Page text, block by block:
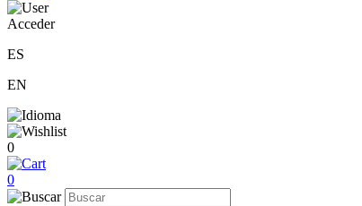
Acceder
ES
EN
0
0